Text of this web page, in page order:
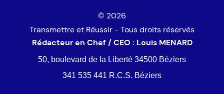
© 2026
Transmettre et Réussir - Tous droits réservés
Rédacteur en Chef / CEO : Louis MENARD
50, boulevard de la Liberté 34500 Béziers
341 535 441 R.C.S. Béziers